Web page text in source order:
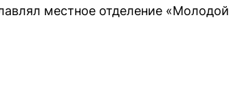
местное отделение «Молодой